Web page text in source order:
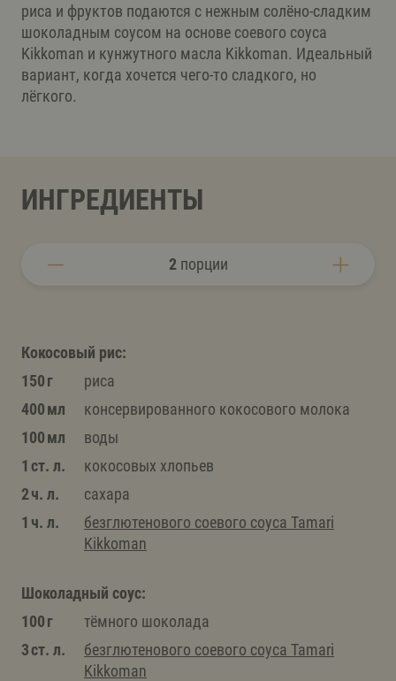
риса и фруктов подаются с нежным солёно-сладким
шоколадным соусом на основе соевого соуса
Kikkoman и кунжутного масла Kikkoman. Идеальный
вариант, когда хочется чего-то сладкого, но
лёгкого.
ИНГРЕДИЕНТЫ
2порции
Кокосовый рис:
150 г
риса
400 мл
консервированного кокосового молока
100 мл
воды
1 ст. л.
кокосовых хлопьев
2 ч. л.
сахара
1 ч. л.
безглютенового соевого соуса Tamari
Kikkoman
Шоколадный соус:
100 г
тёмного шоколада
3 ст. л.
безглютенового соевого соуса Tamari
Kikkoman